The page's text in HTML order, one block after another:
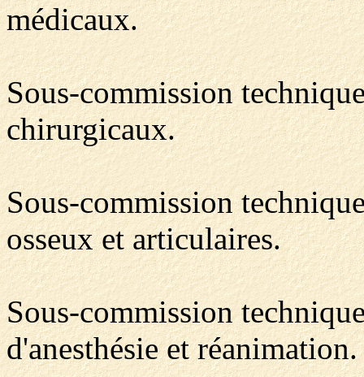
médicaux.
Sous-commission
chirurgicaux.
Sous-commission
osseux et articulaires.
Sous-commission
d'anesthésie et réanimation.